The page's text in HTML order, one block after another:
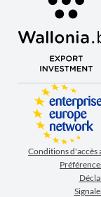
Conditions d'accès